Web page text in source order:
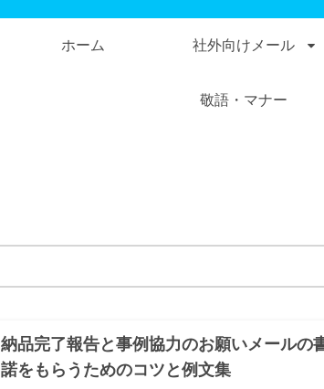
ホーム 社外向けメール
敬語・マナー
納品完了報告と事例協力のお願いメールの
諾をもらうためのコツと例文集